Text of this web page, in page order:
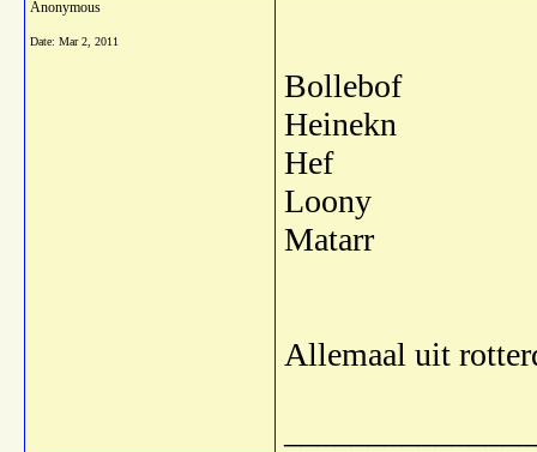
Anonymous
Date: Mar 2, 2011
Bollebof
Heinekn
Hef
Loony
Matarr
Allemaal uit